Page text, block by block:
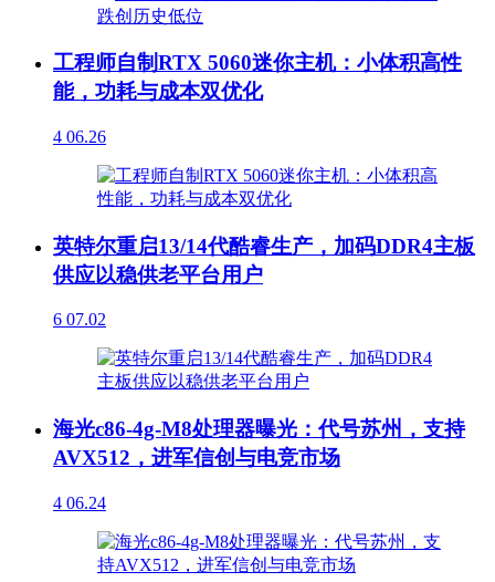
工程师自制RTX 5060迷你主机：小体积高性
能，功耗与成本双优化
4 06.26
英特尔重启13/14代酷睿生产，加码DDR4主板
供应以稳供老平台用户
6 07.02
海光c86-4g-M8处理器曝光：代号苏州，支持
AVX512，进军信创与电竞市场
4 06.24